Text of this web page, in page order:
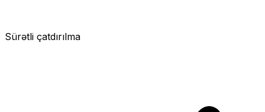
Sürətli çatdırılma